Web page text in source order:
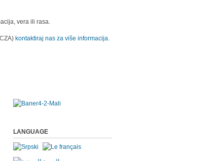
vera ili rasa.
kontaktiraj nas za više informacija.
LANGUAGE